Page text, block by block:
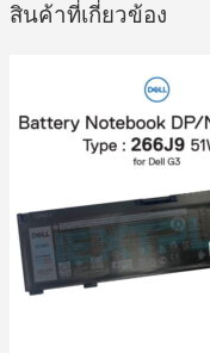
สินค้าที่เกี่ยวข้อง